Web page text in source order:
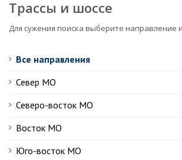
Трассы и шоссе
Для сужения поиска выберите направление
Все направления
Север МО
Северо-восток МО
Восток МО
Юго-восток МО